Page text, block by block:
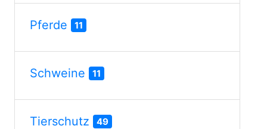
Pferde 11
Schweine 11
Tierschutz 49